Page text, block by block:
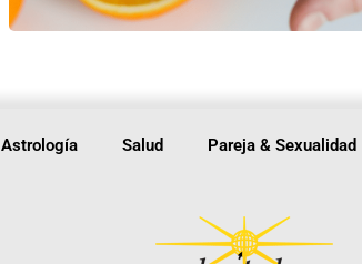
Astrología Salud Pareja & Sexualidad